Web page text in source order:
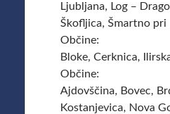
Ljubljana, Log –
Škofljica, Šmartno pri
Občine:
Bloke, Cerknica,
Občine:
Ajdovščina, Bovec,
Kostanjevica, Nova